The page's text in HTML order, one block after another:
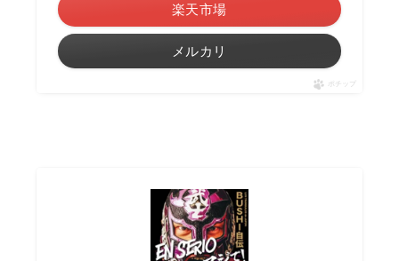
楽天市場
メルカリ
ポチップ